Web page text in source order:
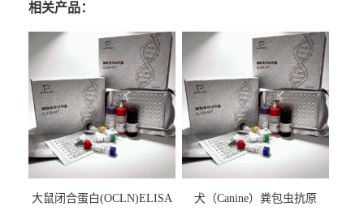
相关产品：
大鼠闭合蛋白(OCLN)ELISA
犬（Canine）粪包虫抗原